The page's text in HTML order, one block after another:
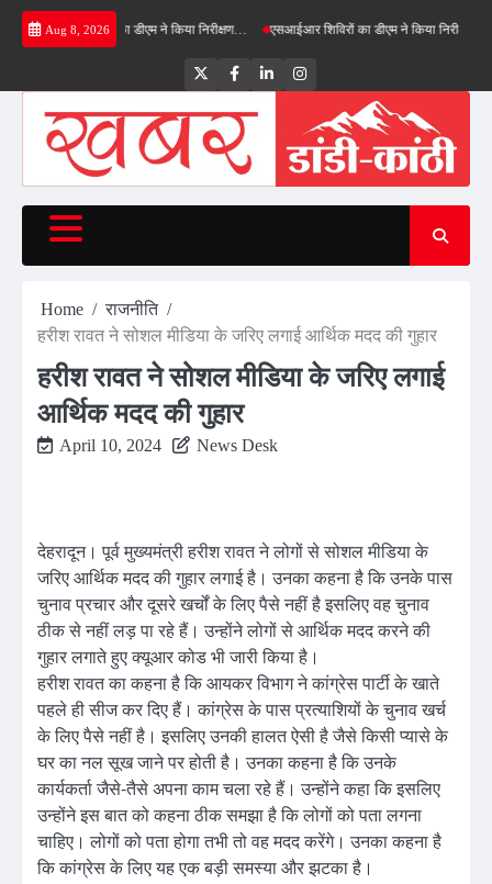
Skip
Aug 8, 2026
बाईपास का डीएम ने किया निरीक्षण… एसआईआर शिविरों का डीएम ने किया निरीक्षण,
TwitterFacebookLinkedInInstagram
Home
राजनीति
हरीश रावत ने सोशल मीडिया के जरिए लगाई आर्थिक मदद की गुहार
हरीश रावत ने सोशल मीडिया के जरिए लगाई
आर्थिक मदद की गुहार
April 10, 2024 News Desk
देहरादून। पूर्व मुख्यमंत्री हरीश रावत ने लोगों से सोशल मीडिया के
जरिए आर्थिक मदद की गुहार लगाई है। उनका कहना है कि उनके पास
चुनाव प्रचार और दूसरे खर्चों के लिए पैसे नहीं है इसलिए वह चुनाव
ठीक से नहीं लड़ पा रहे हैं। उन्होंने लोगों से आर्थिक मदद करने की
गुहार लगाते हुए क्यूआर कोड भी जारी किया है।
हरीश रावत का कहना है कि आयकर विभाग ने कांग्रेस पार्टी के खाते
पहले ही सीज कर दिए हैं। कांग्रेस के पास प्रत्याशियों के चुनाव खर्च
के लिए पैसे नहीं है। इसलिए उनकी हालत ऐसी है जैसे किसी प्यासे के
घर का नल सूख जाने पर होती है। उनका कहना है कि उनके
कार्यकर्ता जैसे-तैसे अपना काम चला रहे हैं। उन्होंने कहा कि इसलिए
उन्होंने इस बात को कहना ठीक समझा है कि लोगों को पता लगना
चाहिए। लोगों को पता होगा तभी तो वह मदद करेंगे। उनका कहना है
कि कांग्रेस के लिए यह एक बड़ी समस्या और झटका है।